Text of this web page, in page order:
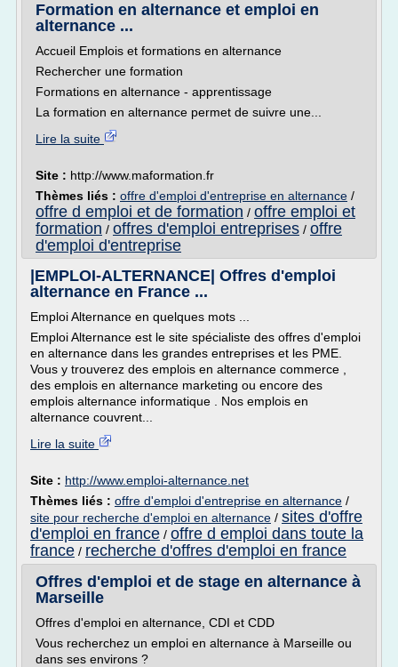
Formation en alternance et emploi en
alternance ...
Accueil Emplois et formations en alternance
Rechercher une formation
Formations en alternance - apprentissage
La formation en alternance permet de suivre une...
Lire la suite
Site : http://www.maformation.fr
Thèmes liés : offre d'emploi d'entreprise en alternance /
offre d emploi et de formation / offre emploi et
formation / offres d'emploi entreprises / offre
d'emploi d'entreprise
|EMPLOI-ALTERNANCE| Offres d'emploi
alternance en France ...
Emploi Alternance en quelques mots ...
Emploi Alternance est le site spécialiste des offres d'emploi
en alternance dans les grandes entreprises et les PME.
Vous y trouverez des emplois en alternance commerce ,
des emplois en alternance marketing ou encore des
emplois alternance informatique . Nos emplois en
alternance couvrent...
Lire la suite
Site : http://www.emploi-alternance.net
Thèmes liés : offre d'emploi d'entreprise en alternance /
site pour recherche d'emploi en alternance / sites d'offre
d'emploi en france / offre d emploi dans toute la
france / recherche d'offres d'emploi en france
Offres d'emploi et de stage en alternance à
Marseille
Offres d'emploi en alternance, CDI et CDD
Vous recherchez un emploi en alternance à Marseille ou
dans ses environs ?